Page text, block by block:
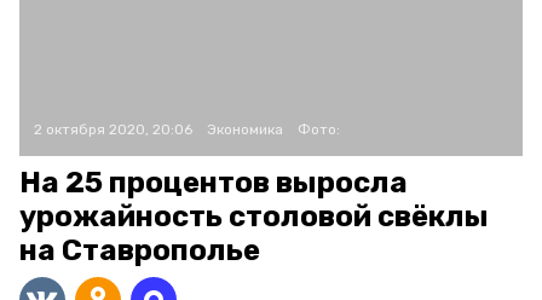
2 октября 2020, 20:06 Экономика Фото:
На 25 процентов выросла
урожайность столовой свёклы
на Ставрополье